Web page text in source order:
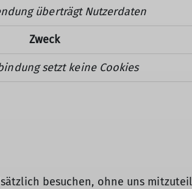
überträgt Nutzerdaten
Zweck
setzt keine Cookies
besuchen, ohne uns